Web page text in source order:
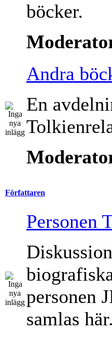
böcker.
Andra
En
Författaren
Personen
personen
samlas här.